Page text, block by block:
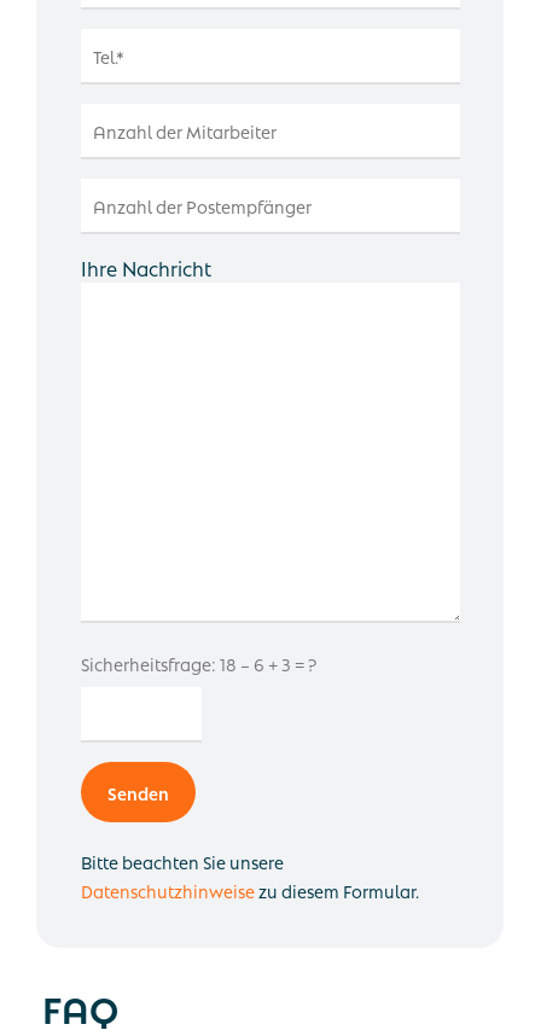
Ihre Nachricht
Sicherheitsfrage: 18 – 6 + 3 = ?
Bitte beachten Sie unsere
Datenschutzhinweisezu diesem Formular.
FAQ